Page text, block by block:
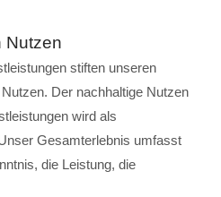
Nutzen
stiften unseren
Der nachhaltige Nutzen
wird als
Gesamterlebnis umfasst
die Leistung, die